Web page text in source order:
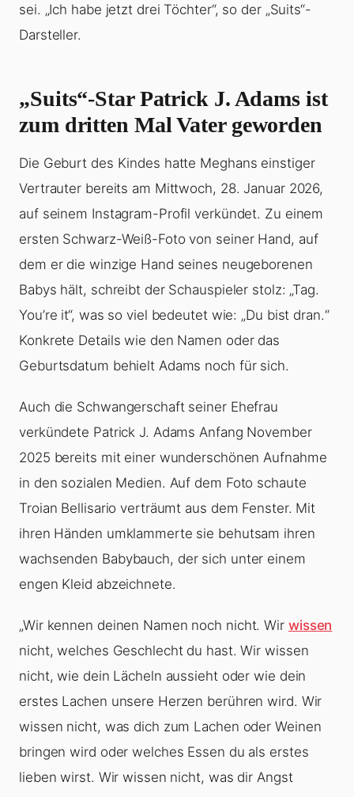
sei. „Ich habe jetzt drei Töchter“, so der „Suits“-
Darsteller.
„Suits“-Star Patrick J. Adams ist
zum dritten Mal Vater geworden
Die Geburt des Kindes hatte Meghans einstiger
Vertrauter bereits am Mittwoch, 28. Januar 2026,
auf seinem Instagram-Profil verkündet. Zu einem
ersten Schwarz-Weiß-Foto von seiner Hand, auf
dem er die winzige Hand seines neugeborenen
Babys hält, schreibt der Schauspieler stolz: „Tag.
You’re it“, was so viel bedeutet wie: „Du bist dran.“
Konkrete Details wie den Namen oder das
Geburtsdatum behielt Adams noch für sich.
Auch die Schwangerschaft seiner Ehefrau
verkündete Patrick J. Adams Anfang November
2025 bereits mit einer wunderschönen Aufnahme
in den sozialen Medien. Auf dem Foto schaute
Troian Bellisario verträumt aus dem Fenster. Mit
ihren Händen umklammerte sie behutsam ihren
wachsenden Babybauch, der sich unter einem
engen Kleid abzeichnete.
„Wir kennen deinen Namen noch nicht. Wir wissen
nicht, welches Geschlecht du hast. Wir wissen
nicht, wie dein Lächeln aussieht oder wie dein
erstes Lachen unsere Herzen berühren wird. Wir
wissen nicht, was dich zum Lachen oder Weinen
bringen wird oder welches Essen du als erstes
lieben wirst. Wir wissen nicht, was dir Angst